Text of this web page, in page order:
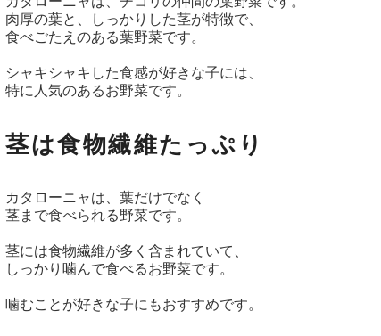
肉厚の葉と、しっかりした茎が特徴で、
食べごたえのある葉野菜です。
シャキシャキした食感が好きな子には、
特に人気のあるお野菜です。
茎は食物繊維たっぷり
カタローニャは、葉だけでなく
茎まで食べられる野菜です。
茎には食物繊維が多く含まれていて、
しっかり噛んで食べるお野菜です。
噛むことが好きな子にもおすすめです。